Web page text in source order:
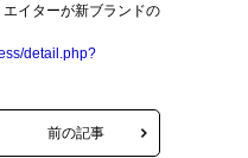
イターが新ブランドの
detail.php?
前の記事